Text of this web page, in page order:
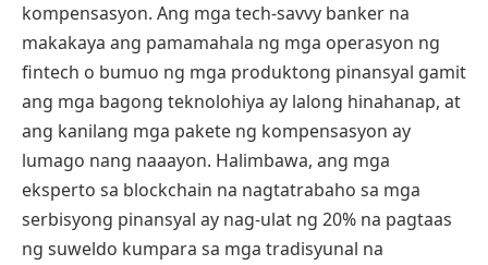
kompensasyon. Ang mga tech-savvy banker na
makakaya ang pamamahala ng mga operasyon ng
fintech o bumuo ng mga produktong pinansyal gamit
ang mga bagong teknolohiya ay lalong hinahanap, at
ang kanilang mga pakete ng kompensasyon ay
lumago nang naaayon. Halimbawa, ang mga
eksperto sa blockchain na nagtatrabaho sa mga
serbisyong pinansyal ay nag-ulat ng 20% na pagtaas
ng suweldo kumpara sa mga tradisyunal na